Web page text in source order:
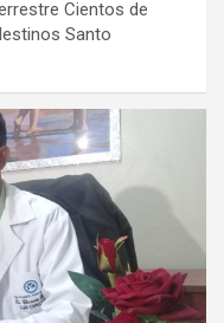
Cientos de
Santo